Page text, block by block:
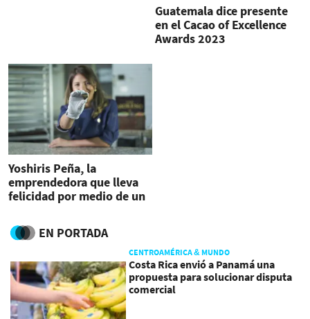
Guatemala dice presente
en el Cacao of Excellence
Awards 2023
Yoshiris Peña, la
emprendedora que lleva
felicidad por medio de un
EN PORTADA
CENTROAMÉRICA & MUNDO
Costa Rica envió a Panamá una
propuesta para solucionar disputa
comercial